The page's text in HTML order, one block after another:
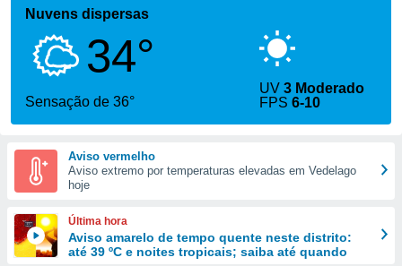
foi
fornecidas
a este
das
e
forma
digital
Nuvens dispersas
34°
Sensação de 36°
UV3 Moderado
FPS6-10
Aviso vermelho
Aviso extremo por temperaturas elevadas em Vedelago
hoje
Última hora
Aviso amarelo de tempo quente neste distrito:
até 39 ºC e noites tropicais; saiba até quando